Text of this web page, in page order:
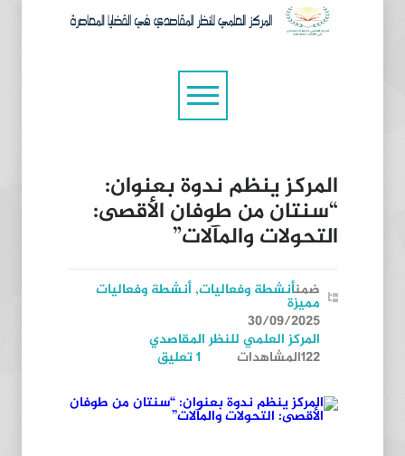
المركز ينظم ندوة بعنوان:
“سنتان من طوفان الأقصى:
التحولات والمآلات”
ضمنأنشطة وفعاليات,أنشطة وفعاليات
مميزة
30/09/2025
المركز العلمي للنظر المقاصدي
122المشاهدات
1 تعليق